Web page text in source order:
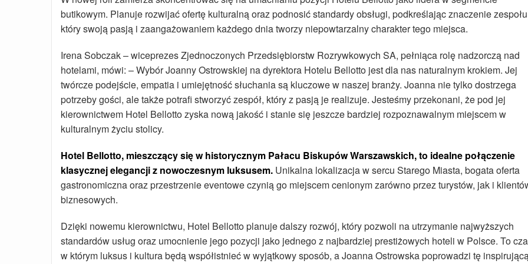
butikowym. Planuje rozwijać ofertę kulturalną oraz podnosić standardy obsługi, podkreślając znaczenie
który swoją pasją i zaangażowaniem każdego dnia tworzy niepowtarzalny charakter tego miejsca.
Irena Sobczak – wiceprezes Zjednoczonych Przedsiębiorstw Rozrywkowych SA, pełniąca rolę nadzorczą nad
hotelami, mówi: – Wybór Joanny Ostrowskiej na dyrektora Hotelu Bellotto jest dla nas naturalnym krokiem. Jej
twórcze podejście, empatia i umiejętność słuchania są kluczowe w naszej branży. Joanna nie tylko dostrzega
potrzeby gości, ale także potrafi stworzyć zespół, który z pasją je realizuje. Jesteśmy przekonani, że pod jej
kierownictwem Hotel Bellotto zyska nową jakość i stanie się jeszcze bardziej rozpoznawalnym miejscem w
kulturalnym życiu stolicy.
Hotel Bellotto, mieszczący się w historycznym Pałacu Biskupów Warszawskich, to idealne połączenie
klasycznej elegancji z nowoczesnym luksusem. Unikalna lokalizacja w sercu Starego Miasta, bogata oferta
gastronomiczna oraz przestrzenie eventowe czynią go miejscem cenionym zarówno przez turystów, jak i
biznesowych.
Dzięki nowemu kierownictwu, Hotel Bellotto planuje dalszy rozwój, który pozwoli na utrzymanie najwyższych
standardów usług oraz umocnienie jego pozycji jako jednego z najbardziej prestiżowych hoteli w Polsce. To
w którym luksus i kultura będą współistnieć w wyjątkowy sposób, a Joanna Ostrowska poprowadzi tę